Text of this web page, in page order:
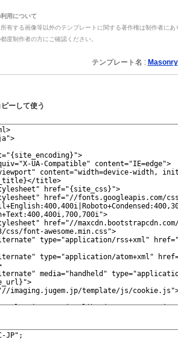
用について
有する画像等以外のテンプレートに関する著作権は制作者にあ
度制作者の方にご確認ください。
テンプレート名 : Masonry
ーして使う